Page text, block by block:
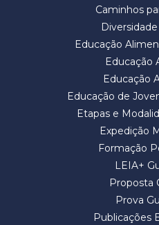
Caminhos
Educação
Educação
Educação
Educação de
Etapas e
Expedição
Formação
LEIA+
Proposta
Prova
Publicações